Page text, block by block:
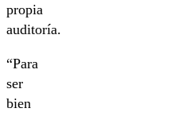
propia
auditoría.
“Para
ser
bien